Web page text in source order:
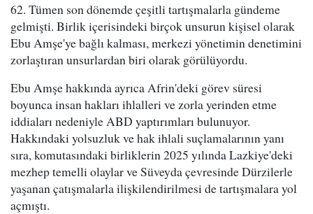
62. Tümen son dönemde çeşitli tartışmalarla gündeme
gelmişti. Birlik içerisindeki birçok unsurun kişisel olarak
Ebu Amşe'ye bağlı kalması, merkezi yönetimin denetimini
zorlaştıran unsurlardan biri olarak görülüyordu.
Ebu Amşe hakkında ayrıca Afrin'deki görev süresi
boyunca insan hakları ihlalleri ve zorla yerinden etme
iddiaları nedeniyle ABD yaptırımları bulunuyor.
Hakkındaki yolsuzluk ve hak ihlali suçlamalarının yanı
sıra, komutasındaki birliklerin 2025 yılında Lazkiye'deki
mezhep temelli olaylar ve Süveyda çevresinde Dürzilerle
yaşanan çatışmalarla ilişkilendirilmesi de tartışmalara yol
açmıştı.